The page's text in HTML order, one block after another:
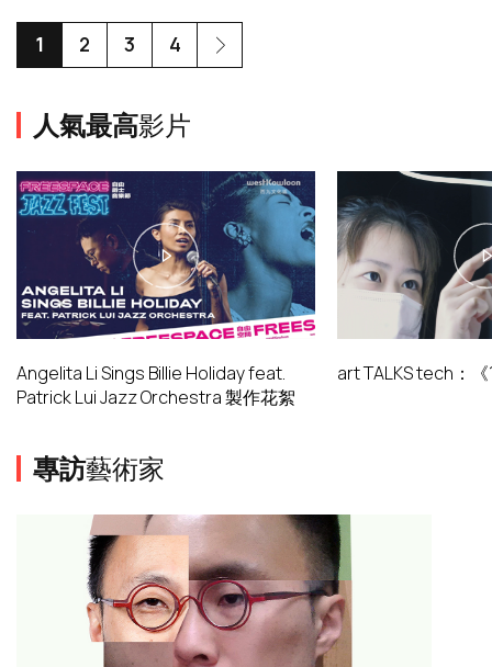
1 2 3 4
人氣最高影片
Angelita Li Sings Billie Holiday feat.
Patrick Lui Jazz Orchestra 製作花絮
art TALKS tech：
專訪藝術家